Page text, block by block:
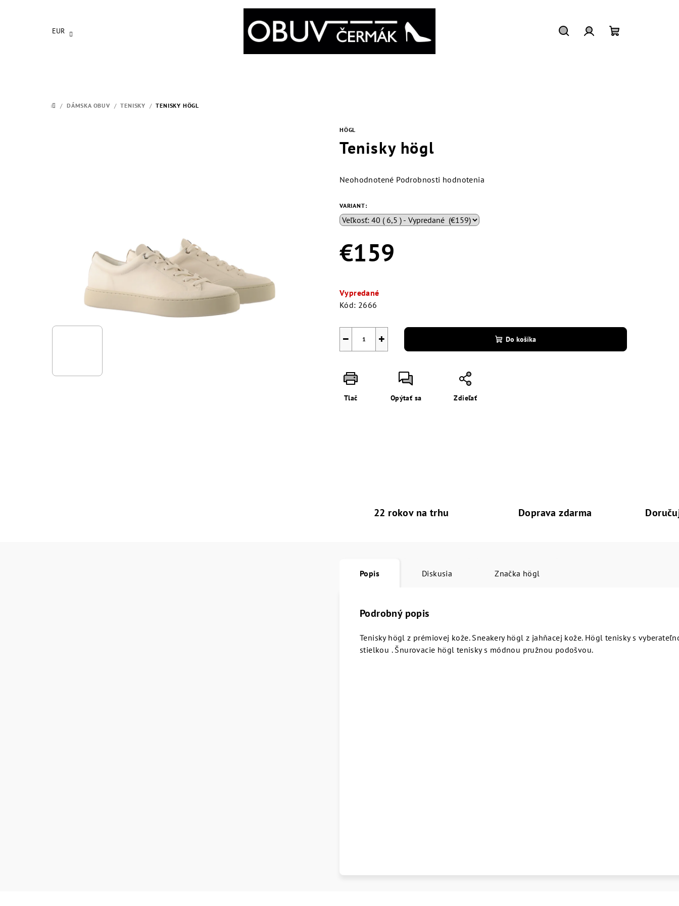
EUR
DOMOV
/ DÁMSKA OBUV / TENISKY / TENISKY HÖGL
HÖGL
Tenisky högl
Priemerné
produktu
je
0,0
5
hviezdičiek.
Neohodnotené Podrobnosti hodnotenia
VARIANT:
€159
cena:
Vypredané
Kód: 2666
+
− Do košíka
Tlač Opýtať sa Zdieľať
22 rokov na trhu Doprava zdarma
Popis Diskusia Značka högl
Podrobný popis
Tenisky högl z prémiovej kože. Sneakery högl z jahňacej kože. Högl tenisky s
stielkou . Šnurovacie högl tenisky s módnou pružnou podošvou.